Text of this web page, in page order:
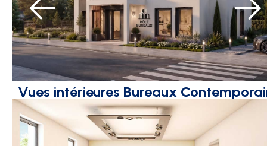
Vues intérieures Bureaux